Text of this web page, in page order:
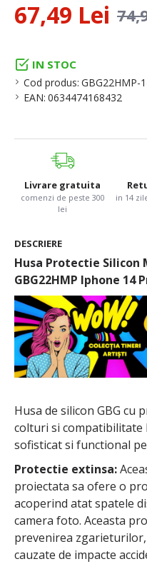
IN STOC
Cod produs: GBG22HMP-
EAN: 0634474168432
67,49 Lei
Livrare gratuita
comenzi de peste 300
lei
in 14
DESCRIERE
Husa Protectie Silicon
GBG22HMP Iphone 14
Husa de silicon GBG cu
colturi si compatibilitate
sofisticat si functional
Protectie extinsa:
proiectata sa ofere o
acoperind atat spatele
camera foto. Aceasta
prevenirea
cauzate de impacte